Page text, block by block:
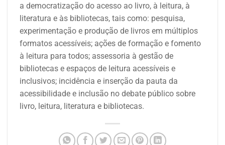
a democratização do acesso ao livro, à leitura, à
literatura e às bibliotecas, tais como: pesquisa,
experimentação e produção de livros em múltiplos
formatos acessíveis; ações de formação e fomento
à leitura para todos; assessoria à gestão de
bibliotecas e espaços de leitura acessíveis e
inclusivos; incidência e inserção da pauta da
acessibilidade e inclusão no debate público sobre
livro, leitura, literatura e bibliotecas.